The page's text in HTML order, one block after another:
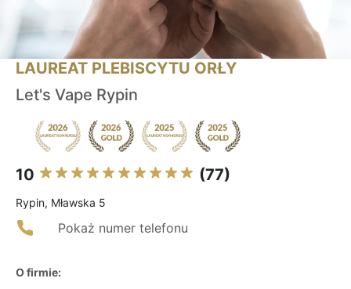
LAUREAT PLEBISCYTU ORŁY
Let's Vape Rypin
10 (77)
Rypin, Mławska 5
Pokaż numer telefonu
O firmie: